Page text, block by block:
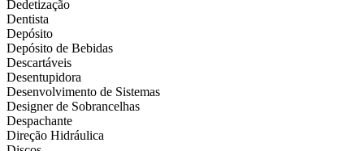
Dedetização
Dentista
Depósito
Depósito de Bebidas
Descartáveis
Desentupidora
Desenvolvimento de Sistemas
Designer de Sobrancelhas
Despachante
Direção Hidráulica